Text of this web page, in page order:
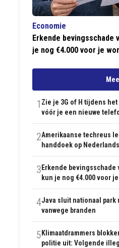
Economie
Erkende bevingsschade
je nog €4.000 voor je
1 Zie je 3G of H tijdens
vóór je een nieuwe
2Amerikaanse techreus
handdoek op
3 Erkende bevingsschade
kun je nog €4.000 voor
4Java sluit nationaal park
vanwege branden
5 Klimaatdrammers
politie uit: Volgende